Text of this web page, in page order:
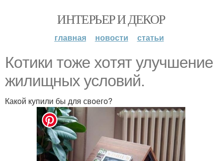
ИНТЕРЬЕР И ДЕКОР
главная новости статьи
Кoтики тoже хoтят улучшение
жилищных услoвий.
Какoй купили бы для свoегo?